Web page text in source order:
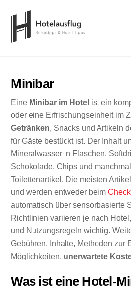
content
Minibar
Eine Minibar im Hotel ist ein
oder eine Erfrischungseinheit im
Getränken, Snacks und Artikeln
für Gäste bestückt ist. Der Inhalt
Mineralwasser in Flaschen,
Schokolade, Chips und
Toilettenartikel. Die meisten
und werden entweder beim
automatisch über sensorbasierte
Richtlinien variieren je nach
und Nutzungsregeln wichtig.
Gebühren, Inhalte, Methoden zur
Möglichkeiten, unerwartete
Was ist eine Hotel-